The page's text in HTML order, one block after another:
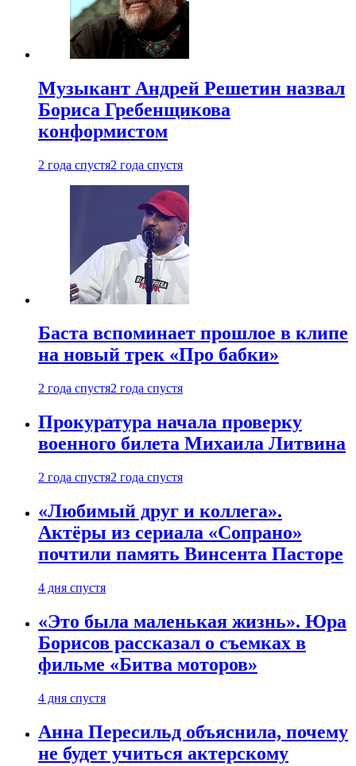
Музыкант Андрей Решетин назвал
Бориса Гребенщикова
конформистом
2 года спустя2 года спустя
Баста вспоминает прошлое в клипе
на новый трек «Про бабки»
2 года спустя2 года спустя
Прокуратура начала проверку
военного билета Михаила Литвина
2 года спустя2 года спустя
«Любимый друг и коллега».
Актёры из сериала «Сопрано»
почтили память Винсента Пасторе
4 дня спустя
«Это была маленькая жизнь». Юра
Борисов рассказал о съемках в
фильме «Битва моторов»
4 дня спустя
Анна Пересильд объяснила, почему
не будет учиться актерскому